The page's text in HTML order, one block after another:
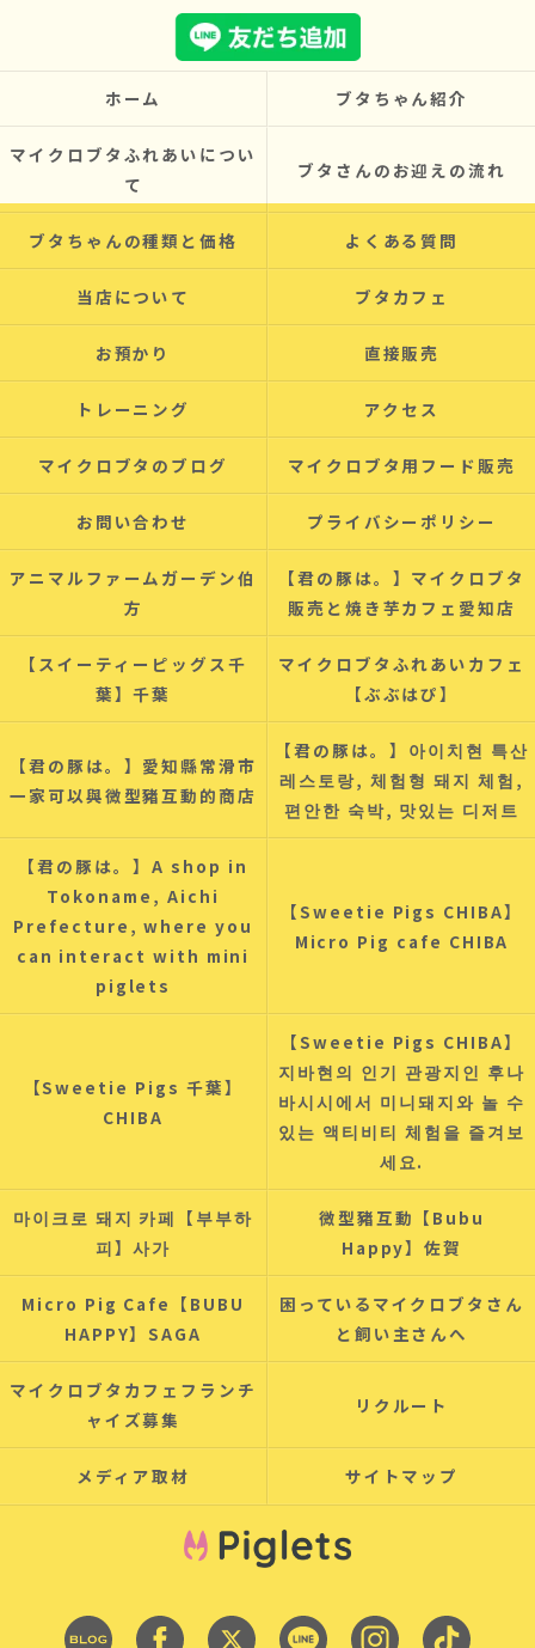
ホーム ブタちゃん紹介
マイクロブタふれあいについ
て
ブタさんのお迎えの流れ
ブタちゃんの種類と価格 よくある質問
当店について ブタカフェ
お預かり 直接販売
トレーニング アクセス
マイクロブタのブログ マイクロブタ用フード販売
お問い合わせ プライバシーポリシー
アニマルファームガーデン伯
方
【君の豚は。】マイクロブタ
販売と焼き芋カフェ愛知店
【スイーティーピッグス千
葉】千葉
マイクロブタふれあいカフェ
【ぶぶはぴ】
【君の豚は。】愛知縣常滑市
一家可以與微型豬互動的商店
【君の豚は。】아이치현 특산
레스토랑, 체험형 돼지 체험,
편안한 숙박, 맛있는 디저트
【君の豚は。】A shop in
Tokoname, Aichi
Prefecture, where you
can interact with mini
piglets
【Sweetie Pigs CHIBA】
Micro Pig cafe CHIBA
【Sweetie Pigs 千葉】
CHIBA
【Sweetie Pigs CHIBA】
지바현의 인기 관광지인 후나
바시시에서 미니돼지와 놀 수
있는 액티비티 체험을 즐겨보
세요.
마이크로 돼지 카페【부부하
피】사가
微型豬互動【Bubu
Happy】佐賀
Micro Pig Cafe【BUBU
HAPPY】SAGA
困っているマイクロブタさん
と飼い主さんへ
マイクロブタカフェフランチ
ャイズ募集
リクルート
メディア取材 サイトマップ